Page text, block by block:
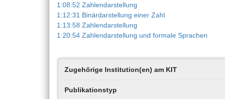
1:08:52 Zahlendarstellung
1:12:31 Binärdarstellung einer Zahl
1:13:58 Zahlendarstellung
1:20:54 Zahlendarstellung und formale Sprachen
Zugehörige Institution(en) am KIT
Publikationstyp